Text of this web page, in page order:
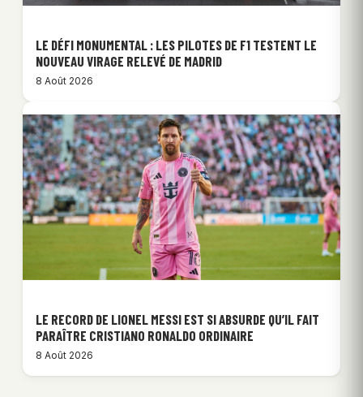
LE DÉFI MONUMENTAL : LES PILOTES DE F1 TESTENT LE
NOUVEAU VIRAGE RELEVÉ DE MADRID
8 Août 2026
LE RECORD DE LIONEL MESSI EST SI ABSURDE QU’IL FAIT
PARAÎTRE CRISTIANO RONALDO ORDINAIRE
8 Août 2026